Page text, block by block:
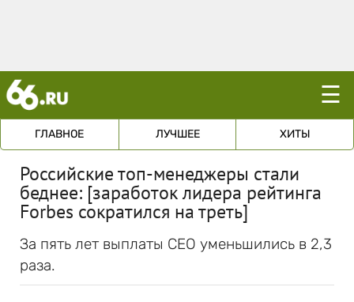
☰
ГЛАВНОЕ ЛУЧШЕЕ ХИТЫ
Российские топ-менеджеры стали
беднее: [заработок лидера рейтинга
Forbes сократился на треть]
За пять лет выплаты CEO уменьшились в 2,3
раза.